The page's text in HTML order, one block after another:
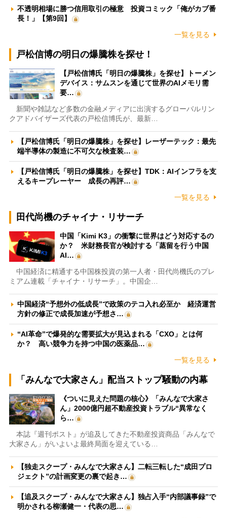
不透明相場に勝つ信用取引の極意 投資コミック「俺がカブ番
長！」【第9回】
一覧を見る
戸松信博の明日の爆騰株を探せ！
【戸松信博氏「明日の爆騰株」を探せ】トーメン
デバイス：サムスンを通じて世界のAIメモリ需
要…
新聞や雑誌など多数の金融メディアに出演するグローバルリン
クアドバイザーズ代表の戸松信博氏が、最新…
【戸松信博氏「明日の爆騰株」を探せ】レーザーテック：最先
端半導体の製造に不可欠な検査装…
【戸松信博氏「明日の爆騰株」を探せ】TDK：AIインフラを支
えるキープレーヤー 成長の再評…
一覧を見る
田代尚機のチャイナ・リサーチ
中国「Kimi K3」の衝撃に世界はどう対応するの
か？ 米財務長官が検討する「蒸留を行う中国
AI…
中国経済に精通する中国株投資の第一人者・田代尚機氏のプレ
ミアム連載「チャイナ・リサーチ」。中国企…
中国経済“予想外の低成長”で政策のテコ入れ必至か 経済運営
方針の修正で成長加速が予想さ…
“AI革命”で爆発的な需要拡大が見込まれる「CXO」とは何
か？ 高い競争力を持つ中国の医薬品…
一覧を見る
「みんなで大家さん」配当ストップ騒動の内幕
《ついに見えた問題の核心》「みんなで大家さ
ん」2000億円超不動産投資トラブル“異常なく
ら…
本誌『週刊ポスト』が追及してきた不動産投資商品「みんなで
大家さん」がいよいよ最終局面を迎えている…
【独走スクープ・みんなで大家さん】二転三転した“成田プロ
ジェクト”の計画変更の裏で起き…
【追及スクープ・みんなで大家さん】独占入手“内部議事録”で
明かされる柳瀬健一・代表の思…